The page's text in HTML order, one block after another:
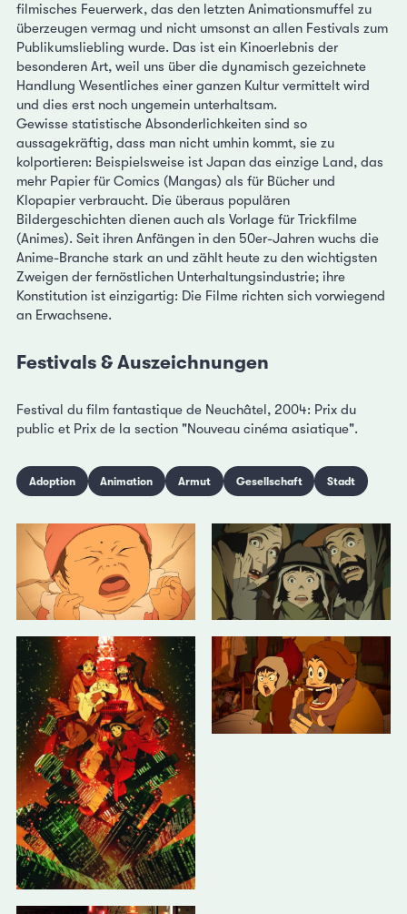
filmisches Feuerwerk, das den letzten Animationsmuffel zu
überzeugen vermag und nicht umsonst an allen Festivals zum
Publikumsliebling wurde. Das ist ein Kinoerlebnis der
besonderen Art, weil uns über die dynamisch gezeichnete
Handlung Wesentliches einer ganzen Kultur vermittelt wird
und dies erst noch ungemein unterhaltsam.
Gewisse statistische Absonderlichkeiten sind so
aussagekräftig, dass man nicht umhin kommt, sie zu
kolportieren: Beispielsweise ist Japan das einzige Land, das
mehr Papier für Comics (Mangas) als für Bücher und
Klopapier verbraucht. Die überaus populären
Bildergeschichten dienen auch als Vorlage für Trickfilme
(Animes). Seit ihren Anfängen in den 50er-Jahren wuchs die
Anime-Branche stark an und zählt heute zu den wichtigsten
Zweigen der fernöstlichen Unterhaltungsindustrie; ihre
Konstitution ist einzigartig: Die Filme richten sich vorwiegend
an Erwachsene.
Festivals & Auszeichnungen
Festival du film fantastique de Neuchâtel, 2004: Prix du
public et Prix de la section "Nouveau cinéma asiatique".
Adoption Animation Armut Gesellschaft Stadt